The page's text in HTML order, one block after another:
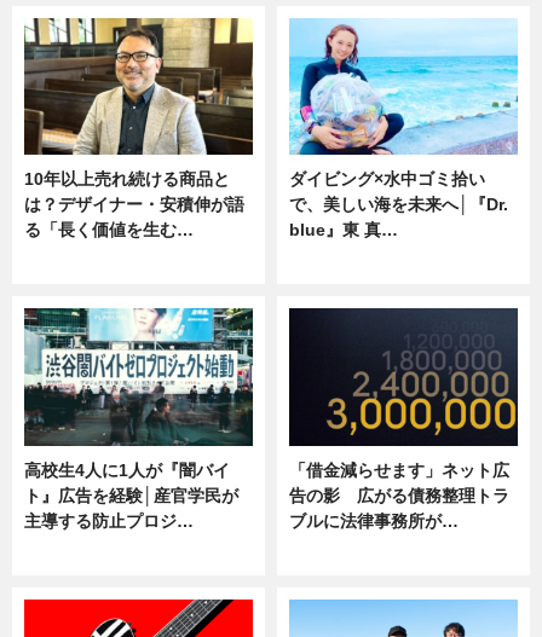
10年以上売れ続ける商品と
は？デザイナー・安積伸が語
る「長く価値を生む…
ダイビング×水中ゴミ拾い
で、美しい海を未来へ│『Dr.
blue』東 真…
高校生4人に1人が『闇バイ
ト』広告を経験│産官学民が
主導する防止プロジ…
「借金減らせます」ネット広
告の影 広がる債務整理トラ
ブルに法律事務所が…